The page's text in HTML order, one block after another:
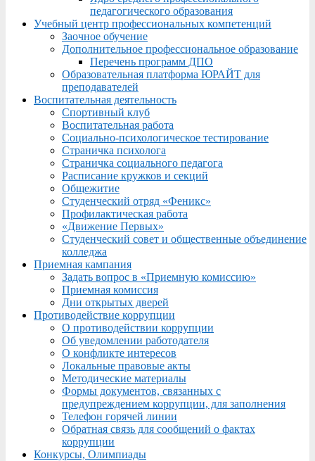
педагогического образования
Учебный центр профессиональных компетенций
Заочное обучение
Дополнительное профессиональное образование
Перечень программ ДПО
Образовательная платформа ЮРАЙТ для
преподавателей
Воспитательная деятельность
Спортивный клуб
Воспитательная работа
Социально-психологическое тестирование
Страничка психолога
Страничка социального педагога
Расписание кружков и секций
Общежитие
Студенческий отряд «Феникс»
Профилактическая работа
«Движение Первых»
Студенческий совет и общественные объединение
колледжа
Приемная кампания
Задать вопрос в «Приемную комиссию»
Приемная комиссия
Дни открытых дверей
Противодействие коррупции
О противодействии коррупции
Об уведомлении работодателя
О конфликте интересов
Локальные правовые акты
Методические материалы
Формы документов, связанных с
предупреждением коррупции, для заполнения
Телефон горячей линии
Обратная связь для сообщений о фактах
коррупции
Конкурсы, Олимпиады